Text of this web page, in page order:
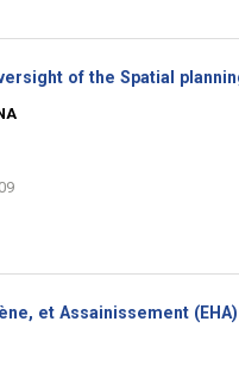
of the Spatial
et Assainissement